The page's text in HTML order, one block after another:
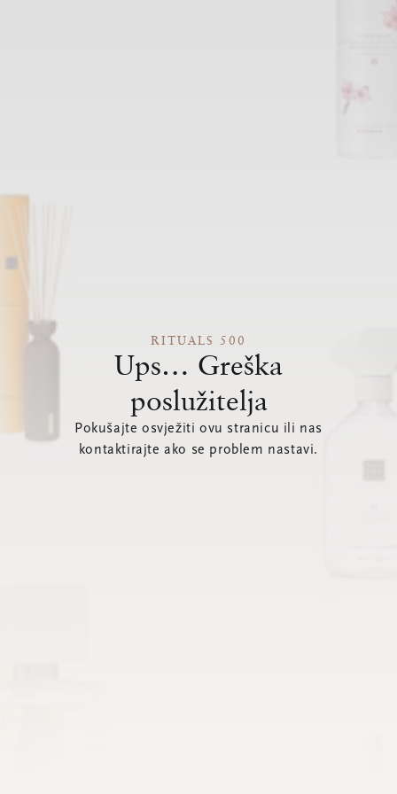
RITUALS 500
Ups… Greška
poslužitelja
Pokušajte osvježiti ovu stranicu ili nas
kontaktirajte ako se problem nastavi.